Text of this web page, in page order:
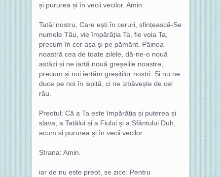
și pururea și în vecii vecilor. Amin.
Tatăl nostru, Care ești în ceruri, sfințească-Se
numele Tău, vie împărăția Ta, fie voia Ta,
precum în cer așa și pe pământ. Pâinea
noastră cea de toate zilele, dă-ne-o nouă
astăzi și ne iartă nouă greșelile noastre,
precum și noi iertăm greșiților noștri. Și nu ne
duce pe noi în ispită, ci ne izbăvește de cel
rău.
Preotul: Că a Ta este împărăția și puterea și
slava, a Tatălui și a Fiului și a Sfântului Duh,
acum și pururea și în vecii vecilor.
Strana: Amin.
iar de nu este preot, se zice: Pentru